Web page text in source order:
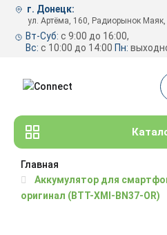
г. Донецк:
ул. Артёма, 160, Радиорынок
Вт-Суб: с 9:00 до 16:00,
Вс: с 10:00 до 14:00 Пн:
Главная
Аккумулятор для
оригинал (BTT-XMI-BN37-OR)